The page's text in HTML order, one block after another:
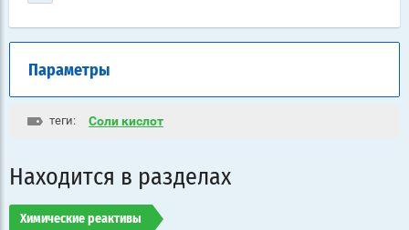
Параметры
теги: Соли кислот
Находится в разделах
Химические реактивы